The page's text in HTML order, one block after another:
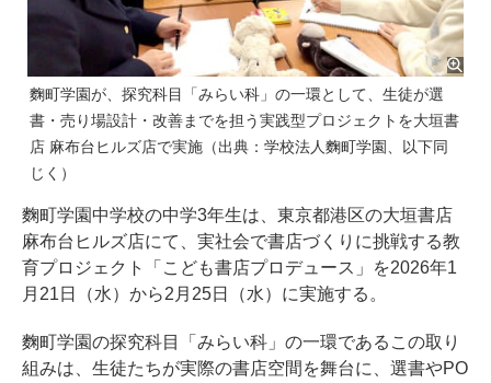
麴町学園が、探究科目「みらい科」の一環として、生徒が選
書・売り場設計・改善までを担う実践型プロジェクトを大垣書
店 麻布台ヒルズ店で実施（出典：学校法人麴町学園、以下同
じく）
麴町学園中学校の中学3年生は、東京都港区の大垣書店
麻布台ヒルズ店にて、実社会で書店づくりに挑戦する教
育プロジェクト「こども書店プロデュース」を2026年1
月21日（水）から2月25日（水）に実施する。
麴町学園の探究科目「みらい科」の一環であるこの取り
組みは、生徒たちが実際の書店空間を舞台に、選書やPO